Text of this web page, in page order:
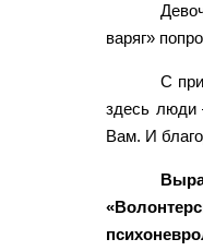
варяг»
С
здесь люди
Вам. И